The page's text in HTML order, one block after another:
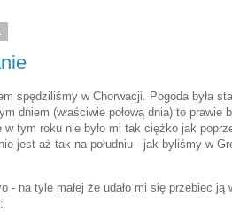
spędziliśmy w Chorwacji. Pogoda była
dniem (właściwie połową dnia) to prawie
w tym roku nie było mi tak ciężko jak
jest aż tak na południu - jak byliśmy w
- na tyle małej że udało mi się przebiec ją